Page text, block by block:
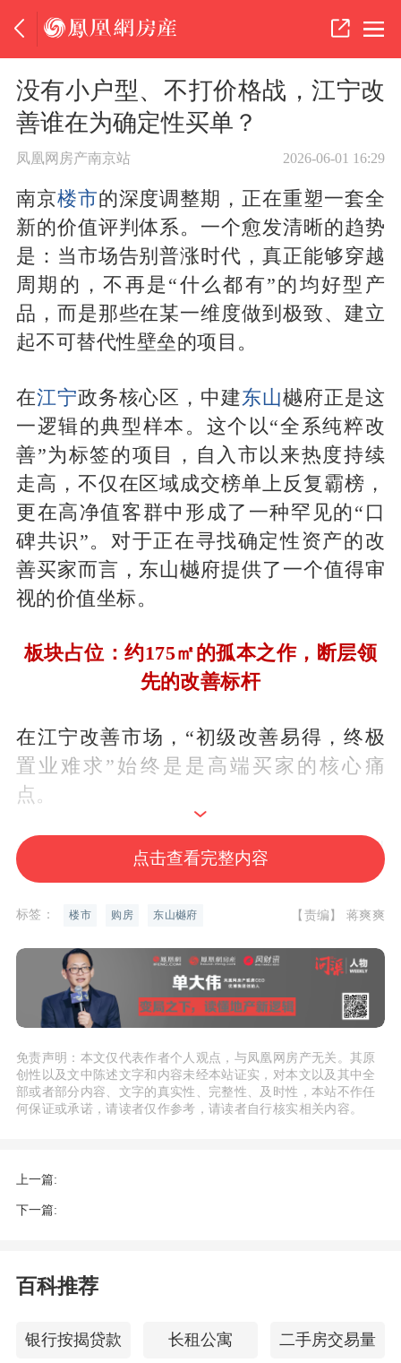
没有小户型、不打价格战，江宁改
善谁在为确定性买单？
凤凰网房产南京站 2026-06-01 16:29
南京楼市的深度调整期，正在重塑一套全
新的价值评判体系。一个愈发清晰的趋势
是：当市场告别普涨时代，真正能够穿越
周期的，不再是“什么都有”的均好型产
品，而是那些在某一维度做到极致、建立
起不可替代性壁垒的项目。
在江宁政务核心区，中建东山樾府正是这
一逻辑的典型样本。这个以“全系纯粹改
善”为标签的项目，自入市以来热度持续
走高，不仅在区域成交榜单上反复霸榜，
更在高净值客群中形成了一种罕见的“口
碑共识”。对于正在寻找确定性资产的改
善买家而言，东山樾府提供了一个值得审
视的价值坐标。
板块占位：约175㎡的孤本之作，断层领
先的改善标杆
在江宁改善市场，“初级改善易得，终极
置业难求”始终是是高端买家的核心痛
点。
尤其在政务核心板块，超170㎡ 的大户型
供应长期稀缺。中建东山樾府深研高净值
人群的生活向往，以建面约175㎡四代大
对话语权，一举填补市场空白。
建面约175㎡户型图
这不是一套简单的四房，而是一场关于空
间尺度与居住尊荣的深度革命。从规划之
加推的6号楼超72米阔绰楼距，远超行业
对居住私密性与采光权的极致尊重——阳
过，而邻里之间的视线干扰被降至最低。
点击查看完整内容
标签： 楼市 购房 东山樾府 【责编】 蒋爽爽
免责声明：本文仅代表作者个人观点，与凤凰网房产无关。其原
创性以及文中陈述文字和内容未经本站证实，对本文以及其中全
部或者部分内容、文字的真实性、完整性、及时性，本站不作任
何保证或承诺，请读者仅作参考，请读者自行核实相关内容。
上一篇:
下一篇:
百科推荐
银行按揭贷款 长租公寓 二手房交易量